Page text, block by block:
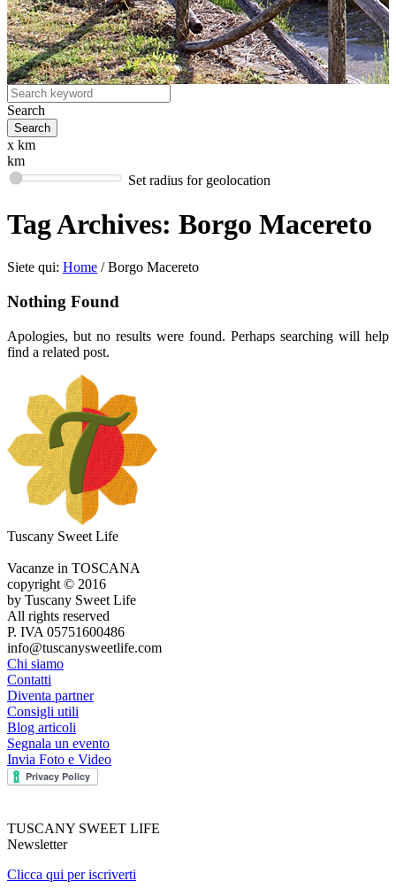
Search
x km
km
Set radius for geolocation
Tag Archives: Borgo Macereto
Siete qui: Home / Borgo Macereto
Nothing Found
Apologies, but no results were found. Perhaps searching will help
find a related post.
Tuscany Sweet Life
Vacanze in TOSCANA
copyright © 2016
by Tuscany Sweet Life
All rights reserved
P. IVA 05751600486
info@tuscanysweetlife.com
Chi siamo
Contatti
Diventa partner
Consigli utili
Blog articoli
Segnala un evento
Invia Foto e Video
TUSCANY SWEET LIFE
Newsletter
Clicca qui per iscriverti